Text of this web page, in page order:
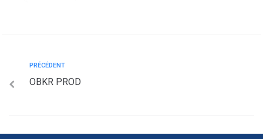
PRÉCÉDENT
OBKR PROD